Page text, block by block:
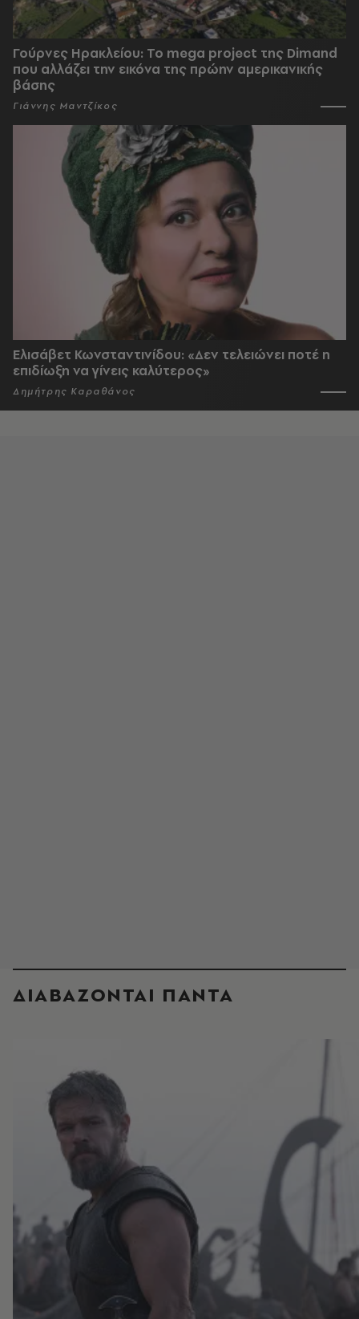
Γούρνες Ηρακλείου: To mega project της Dimand
που αλλάζει την εικόνα της πρώην αμερικανικής
βάσης
Γιάννης Μαντζίκος
Ελισάβετ Κωνσταντινίδου: «Δεν τελειώνει ποτέ η
επιδίωξη να γίνεις καλύτερος»
Δημήτρης Καραθάνος
ΔΙΑΒΑΖΟΝΤΑΙ ΠΑΝΤΑ